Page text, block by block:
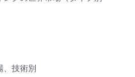
、技術別